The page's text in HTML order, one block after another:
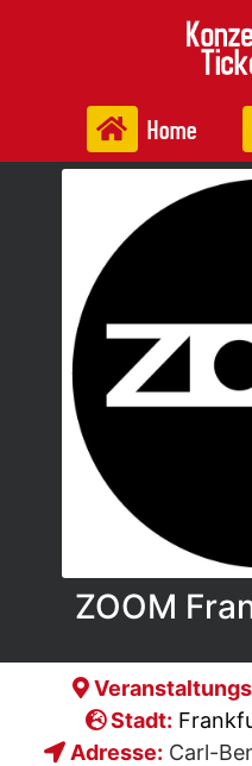
Home
ZOOM
Stadt:
Adresse: Carl-